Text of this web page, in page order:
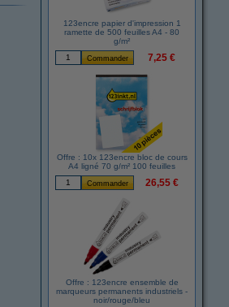
123encre papier d'impression 1
ramette de 500 feuilles A4 - 80
g/m²
7,25 €
Offre : 10x 123encre bloc de cours
A4 ligné 70 g/m² 100 feuilles
26,55 €
Offre : 123encre ensemble de
marqueurs permanents industriels -
noir/rouge/bleu